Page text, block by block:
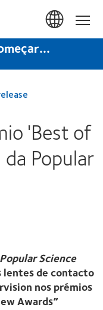
Início
'Best of
Popular
Popular Science
lentes de contacto
nos prémios
Awards”